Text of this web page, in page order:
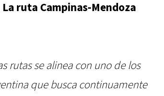
ruta Campinas-Mendoza
rutas se alinea con uno de los
que busca continuamente